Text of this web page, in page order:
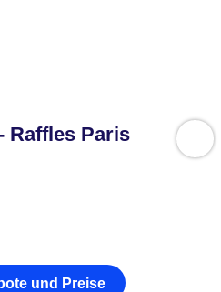
Raffles Paris
und Preise